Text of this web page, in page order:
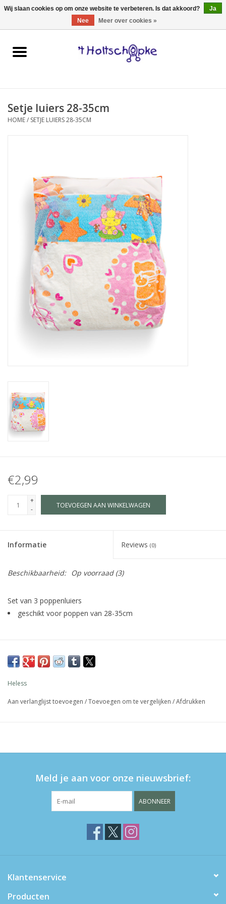
0 Artikelen - €0,00
Home
spellen
hebbedingen
kinderkamer
eten & drinken
boeken
Setje luiers 28-35cm
HOME/ SETJE LUIERS 28-35CM
€2,99
+
-
TOEVOEGEN AAN WINKELWAGEN
Informatie Reviews (0)
Beschikbaarheid: Op voorraad(3)
Set van 3 poppenluiers
geschikt voor poppen van 28-35cm
Heless
Aan verlanglijst toevoegen /Toevoegen om te vergelijken /Afdrukken
Meld je aan voor onze nieuwsbrief:
ABONNEER
Klantenservice
Producten
Wij slaan cookies op om onze website te verbeteren. Is dat akkoord?
Ja
Nee
Meer over cookies »